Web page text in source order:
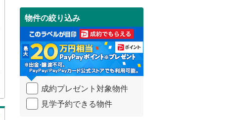
受
け
取
る
・
条
件
を
イ
ペ
物件の絞り込み
成約プレゼント対象物件
見学予約できる物件
武蔵村山市(33)
羽村市(26)
西多摩郡瑞穂町(14)
西多摩郡奥多摩町(2)
新島村(0)
御蔵島村 0 )
京成押上線(0)
東武伊勢崎線(0)
西武池袋線(0)
西武国分寺線(0)
西武拝島線(0)
京王高尾線
南道路（0）